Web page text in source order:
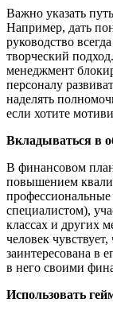
Важно указать
Например, дать
руководство
творческий
менеджмент
персоналу
наделять
если хотите
Вкладываться в
В финансовом
повышением
специалистом),
классах и других
человек
заинтересована в
в него своими
Использовать